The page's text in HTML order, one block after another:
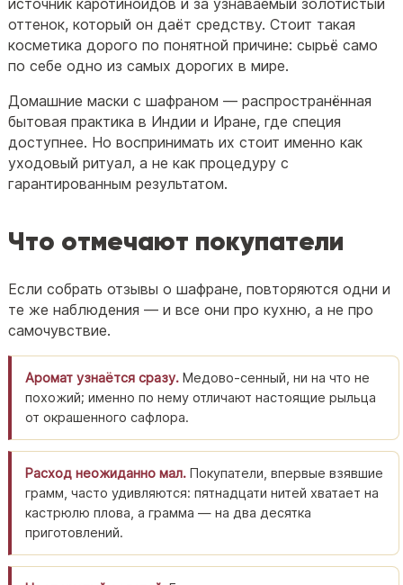
оттенок, который он даёт средству. Стоит такая
косметика дорого по понятной причине: сырьё само
по себе одно из самых дорогих в мире.
Домашние маски с шафраном — распространённая
бытовая практика в Индии и Иране, где специя
доступнее. Но воспринимать их стоит именно как
уходовый ритуал, а не как процедуру с
гарантированным результатом.
Что отмечают покупатели
Если собрать отзывы о шафране, повторяются одни и
те же наблюдения — и все они про кухню, а не про
самочувствие.
Аромат узнаётся сразу. Медово-сенный, ни на что не
похожий; именно по нему отличают настоящие рыльца
от окрашенного сафлора.
Расход неожиданно мал. Покупатели, впервые взявшие
грамм, часто удивляются: пятнадцати нитей хватает на
кастрюлю плова, а грамма — на два десятка
приготовлений.